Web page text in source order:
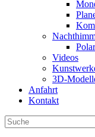
Videos
3D-
Anfahrt
Kontakt